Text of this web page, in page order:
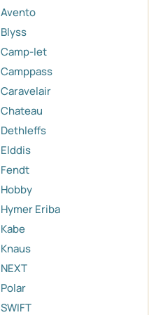
Avento
Blyss
Camp-let
Camppass
Caravelair
Chateau
Dethleffs
Elddis
Fendt
Hobby
Hymer Eriba
Kabe
Knaus
NEXT
Polar
SWIFT